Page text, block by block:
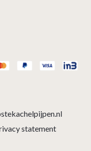
statement